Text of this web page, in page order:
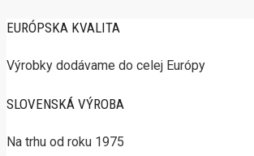
EURÓPSKA KVALITA
Výrobky dodávame do celej Európy
SLOVENSKÁ VÝROBA
Na trhu od roku 1975